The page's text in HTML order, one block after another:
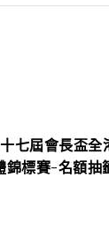
七屆會長盃全
錦標賽-名額抽